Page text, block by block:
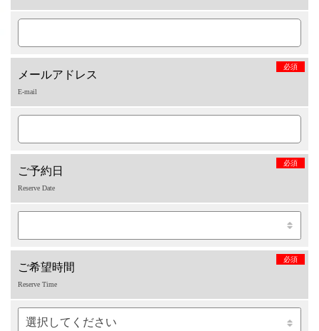
メールアドレス
必須
E-mail
ご予約日
必須
Reserve Date
ご希望時間
必須
Reserve Time